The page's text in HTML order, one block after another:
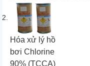
Hóa xử lý hồ
bơi Chlorine
90% (TCCA)